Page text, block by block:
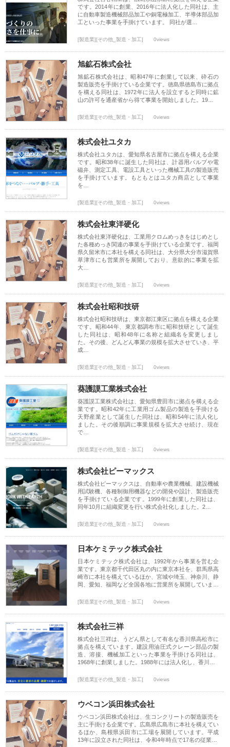
です。2014年に創業、2016年に法人化した同社は、主
に自動車製造機械部品加工や銅電極加工、半導体部品加
工といった事業を手掛けています。 同社が選…
[製造業][その他_製造・加工] 0views
旭鉱石株式会社
旭鉱石株式会社は、昭和47年に創業して以来、砕石の
製造販売を手掛けている企業です。徳島県徳島市に拠点
を構える同社は、1972年に法人を設立すると同時に鉱
山の許可を通産省から得て事業を開始しました。19…
[製造業][その他_製造・加工] 0views
株式会社ユタカ
株式会社ユタカは、愛知県名古屋市に拠点を構える企業
です。昭和38年に誕生した同社は、計器用バルブや電
磁弁、測定工具、電設工具といった機械工具の製造販売
を手掛けています。もともとはユタカ商店として事業
を…
[製造業][その他_製造・加工] 0views
株式会社東洋硬化
株式会社東洋硬化は、工業用クロムめっきをはじめとし
た各種めっき関連の事業を手掛けている企業です。福岡
県久留米市に本社を構える同社は、大分県大分市滋賀県
草津市にも営業所を展開しており、意欲的に事業を拡
大…
[製造業][その他_製造・加工] 0views
株式会社昭和技研
株式会社昭和技研は、東京都江東区に拠点を構える企業
です。昭和44年、東京都調布市に昭和技研として誕生
した同社は、昭和48年に名称と組織名を変更しまし
た。その後、どんどん事業の規模を拡大させていき、平
成…
[製造業][その他_製造・加工] 0views
葵護謨工業株式会社
葵護謨工業株式会社は、愛知県豊田市に拠点を構える企
業です。昭和42年に工業用ゴム製品の製造を手掛ける
天野産業として誕生した同社は、昭和54年に法人化し
ました。その後順調に事業規模を拡大させ続け、現在
で…
[製造業][その他_製造・加工] 0views
株式会社ピーマックス
株式会社ピーマックスは、自動車や農業機械、建設機械
用試験機、各種制御用機器などの開発や設計、製造販売
を手掛けている企業です。1999年に創業した同社は、
同年10月に組織変更を行い株式会社化しました。2…
[製造業][その他_製造・加工] 0views
日本ケミテック株式会社
日本ケミテック株式会社は、1992年から事業を営む企
業です。東京都千代田区丸の内に東京本社を、群馬県高
崎市に本社を構えているほか、宮城や埼玉、神奈川、静
岡、愛知、福岡など全国各地に営業所を展開していま…
[製造業][その他_製造・加工] 0views
株式会社三祥
株式会社三祥は、うどん県として有名な香川県高松市に
拠点を構えています。建設用油圧式クレーン部品の製
造、溶接、機械加工といった事業を手掛ける同社は、
1968年に創業しました。1988年には法人化し、香川…
[製造業][その他_製造・加工] 0views
ウベコン浜田株式会社
ウベコン浜田株式会社は、生コンクリートの製造販売を
主に手掛ける企業です。広島県広島市に本社を構えてい
るほか、島根県浜田市に工場を展開しています。平成
13年に設立された同社は、令和4年時点で17名の従業…